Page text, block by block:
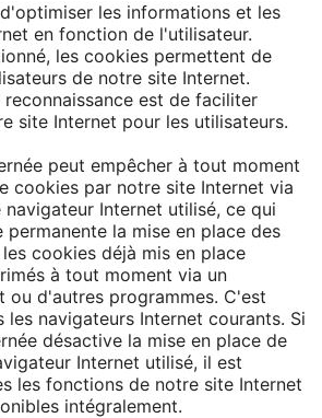
les informations et les
en fonction de l'utilisateur.
les cookies permettent de
de notre site Internet.
est de faciliter
site Internet pour les utilisateurs.
peut empêcher à tout moment
cookies par notre site Internet via
navigateur Internet utilisé, ce qui
permanente la mise en place des
cookies déjà mis en place
à tout moment via un
ou d'autres programmes. C'est
les navigateurs Internet courants. Si
désactive la mise en place de
Internet utilisé, il est
les fonctions de notre site Internet
intégralement.